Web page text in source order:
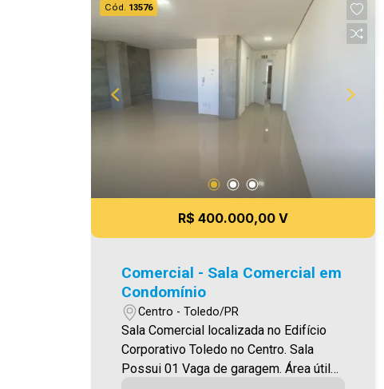
Cód. 13576
R$ 400.000,00 V
Comercial - Sala Comercial em
Condomínio
Centro - Toledo/PR
Sala Comercial localizada no Edifício
Corporativo Toledo no Centro. Sala
Possui 01 Vaga de garagem. Área útil